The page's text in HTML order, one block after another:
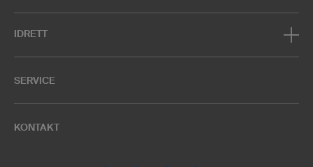
IDRETT
SERVICE
KONTAKT